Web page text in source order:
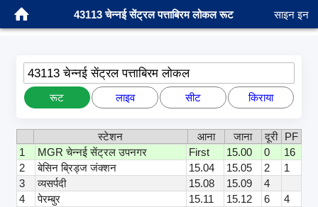
43113 चेन्नई सेंट्रल पत्ताबिरम लोकल रूट साइन इन
43113 चेन्नई सेंट्रल पत्ताबिरम लोकल
रूट लाइव सीट किराया
स्टेशन आना जाना दूरी
PF
1
MGR चेन्नई सेंट्रल उपनगर First 15.00 0
16
2
बेसिन ब्रिड्ज जंक्शन 15.04 15.05 2
1
3
व्यसर्पदी 15.08 15.09
4
4
पेरम्बुर 15.11 15.12 6
4